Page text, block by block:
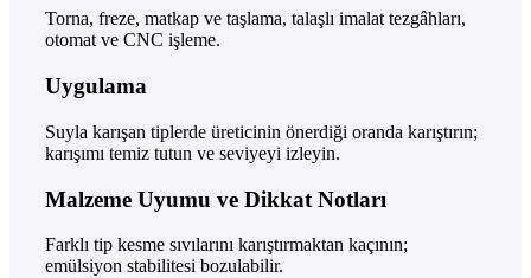
Torna, freze, matkap ve taşlama, talaşlı imalat tezgâhları,
otomat ve CNC işleme.
Uygulama
Suyla karışan tiplerde üreticinin önerdiği oranda karıştırın;
karışımı temiz tutun ve seviyeyi izleyin.
Malzeme Uyumu ve Dikkat Notları
Farklı tip kesme sıvılarını karıştırmaktan kaçının;
emülsiyon stabilitesi bozulabilir.